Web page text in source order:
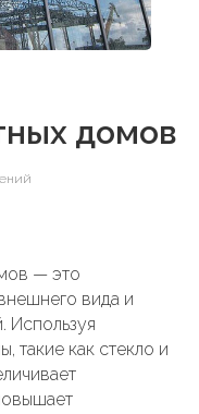
домов
— это
вида и
Используя
такие как стекло и